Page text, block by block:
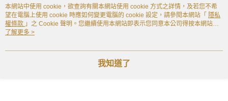
熱門標籤
本網站中使用 cookie，欲查詢有關本網站使用 cookie 方式之詳情，及若您不希
望在電腦上使用 cookie 時應如何變更電腦的 cookie 設定，請參閱本網站「 隱私
權條款 」之 Cookie 聲明。您繼續使用本網站即表示您同意本公司得按本網站使
用條款之 Cookie 聲明使用 cookie。
了解更多 >
我知道了